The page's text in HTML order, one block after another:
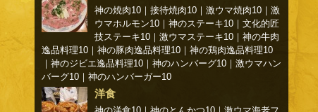
神の焼肉10 ｜ 接待焼肉10 ｜ 激ウマ焼肉10 ｜ 激
ウマホルモン10 ｜ 神のステーキ10 ｜ 文化的匠
技ステーキ10 ｜ 激ウマステーキ10 ｜ 神の牛肉
逸品料理10 ｜ 神の豚肉逸品料理10 ｜ 神の鶏肉逸品料理10
｜ 神のジビエ逸品料理10 ｜ 神のハンバーグ10 ｜ 激ウマハン
バーグ10 ｜ 神のハンバーガー10
洋食